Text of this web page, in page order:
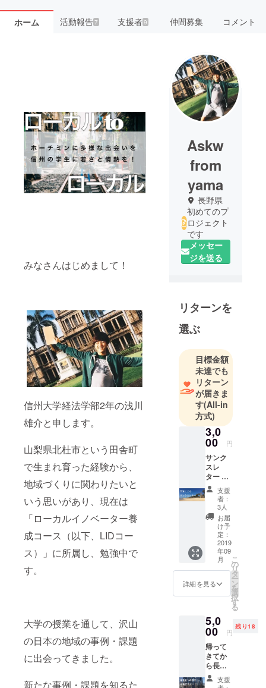
ホーム 活動報告7 支援者9 仲間募集 コメント
みなさんはじめまして！
信州大学経法学部2年の浅川
雄介と申します。
山梨県北杜市という田舎町
で生まれ育った経験から、
地域づくりに関わりたいと
いう思いがあり、現在は
「ローカルイノベーター養
成コース（以下、LIDコー
ス）」に所属し、勉強中で
す。
大学の授業を通して、沢山
の日本の地域の事例・課題
に出会ってきました。
新たな事例・課題を知るた
Askw
from
yama
長野県
初めてのプ
ロジェクト
です
メッセー
ジを送る
リターンを
選ぶ
目標金額
未達でも
リターン
が届きま
す(All-in
方式)
3,0
00 円
サンク
スレ
ター 学
生が心
を込め
てお手
紙を書
きま
す！
支援
者：
3人
お届
け予
定：
2019
年09
月
詳細を見る
こ
の
リ
タ
ー
ン
を
選
択
す
る
5,0
00 円
残り18
帰って
きてか
ら長野
県塩尻
市で開
支援